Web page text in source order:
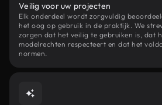
Veilig voor uw projecten
Elk onderdeel wordt zorgvuldig
het oog op gebruik in de praktijk. We
zorgen dat het veilig te gebruiken is, dat
modelrechten respecteert en dat het
normen.